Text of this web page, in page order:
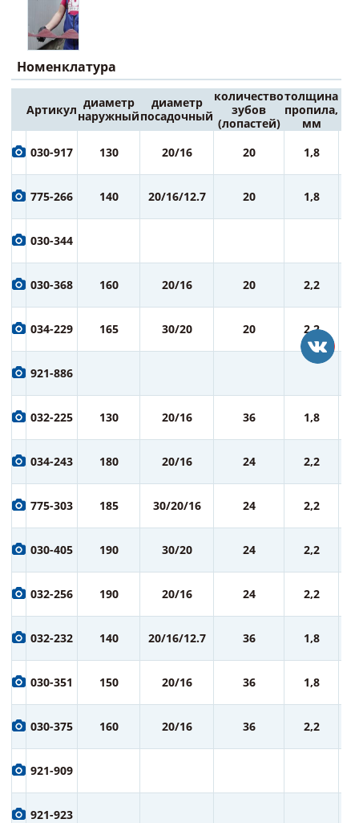
Номенклатура
Артикул диаметр
наружный
диаметр
посадочный
количество
зубов
(лопастей)
толщина
пропила,
мм
030-917 130 20/16 20 1,8
775-266 140 20/16/12.7 20 1,8
030-344
030-368 160 20/16 20 2,2
034-229 165 30/20 20 2,2
921-886
032-225 130 20/16 36 1,8
034-243 180 20/16 24 2,2
775-303 185 30/20/16 24 2,2
030-405 190 30/20 24 2,2
032-256 190 20/16 24 2,2
032-232 140 20/16/12.7 36 1,8
030-351 150 20/16 36 1,8
030-375 160 20/16 36 2,2
921-909
921-923